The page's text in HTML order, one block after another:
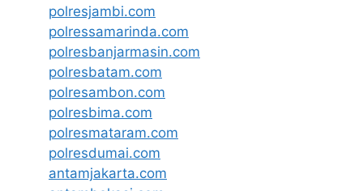
polresjambi.com
polressamarinda.com
polresbanjarmasin.com
polresbatam.com
polresambon.com
polresbima.com
polresmataram.com
polresdumai.com
antamjakarta.com